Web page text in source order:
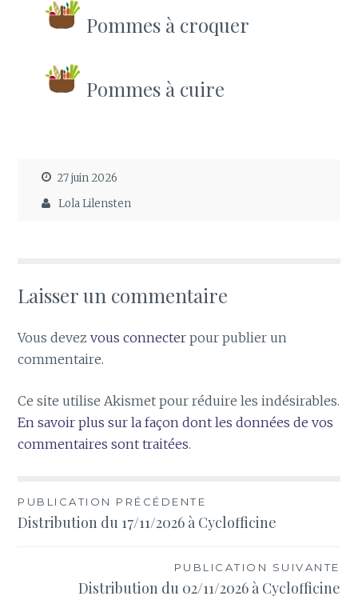
Pommes à croquer
Pommes à cuire
27 juin 2026
Lola Lilensten
Laisser un commentaire
Vous devezvous connecter pour publier un
commentaire.
Ce site utilise Akismet pour réduire les indésirables.
En savoir plus sur la façon dont les données de vos
commentaires sont traitées.
Navigation
de
PUBLICATION PRÉCÉDENTE
Distribution du 17/11/2026 à Cyclofficine
PUBLICATION SUIVANTE
Distribution du 02/11/2026 à Cyclofficine